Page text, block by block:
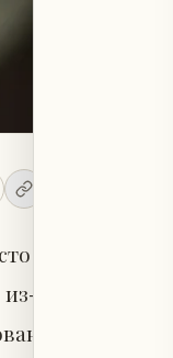
среди
за
Эти